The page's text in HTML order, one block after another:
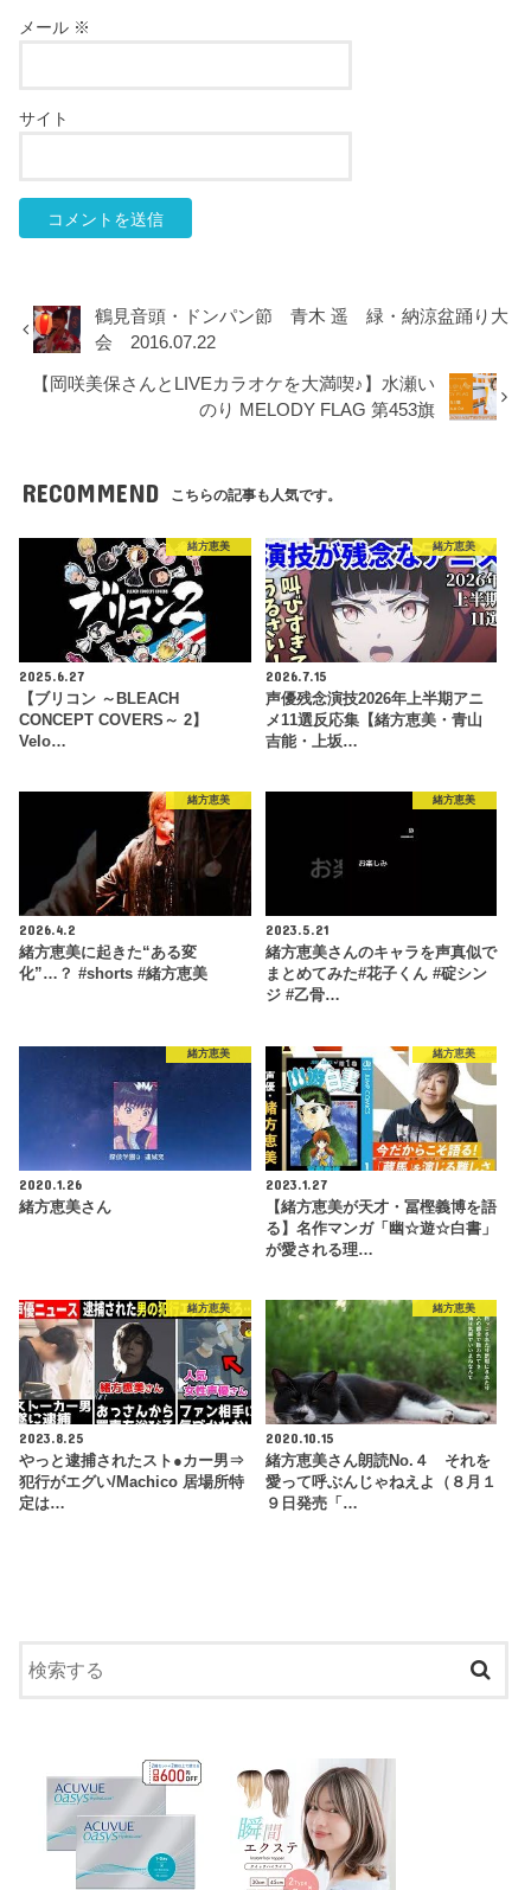
メール ※
サイト
鶴見音頭・ドンパン節 青木 遥 緑・納涼盆踊り大
会 2016.07.22
【岡咲美保さんとLIVEカラオケを大満喫♪】水瀬い
のり MELODY FLAG 第453旗
RECOMMEND こちらの記事も人気です。
緒方恵美
2025.6.27
【ブリコン ～BLEACH
CONCEPT COVERS～ 2】
Velo…
緒方恵美
2026.7.15
声優残念演技2026年上半期アニ
メ11選反応集【緒方恵美・青山
吉能・上坂…
緒方恵美
2026.4.2
緒方恵美に起きた“ある変
化”…？ #shorts #緒方恵美
緒方恵美
2023.5.21
緒方恵美さんのキャラを声真似で
まとめてみた#花子くん #碇シン
ジ #乙骨…
緒方恵美
2020.1.26
緒方恵美さん
緒方恵美
2023.1.27
【緒方恵美が天才・冨樫義博を語
る】名作マンガ「幽☆遊☆白書」
が愛される理…
緒方恵美
2023.8.25
やっと逮捕されたスト●カー男⇒
犯行がエグい/Machico 居場所特
定は…
緒方恵美
2020.10.15
緒方恵美さん朗読No.４ それを
愛って呼ぶんじゃねえよ（８月１
９日発売「…